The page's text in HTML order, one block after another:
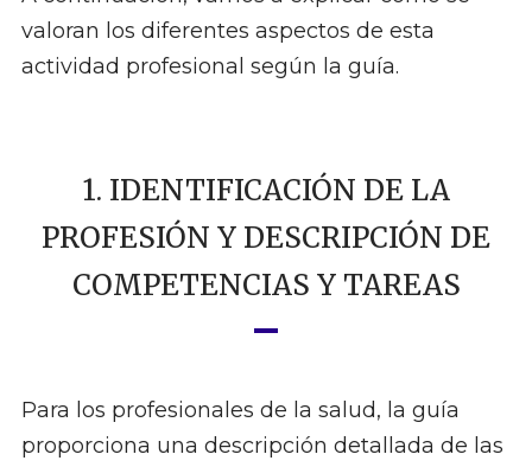
valoran los diferentes aspectos de esta
actividad profesional según la guía.
1. IDENTIFICACIÓN DE LA
PROFESIÓN Y DESCRIPCIÓN DE
COMPETENCIAS Y TAREAS
Para los profesionales de la salud, la guía
proporciona una descripción detallada de las